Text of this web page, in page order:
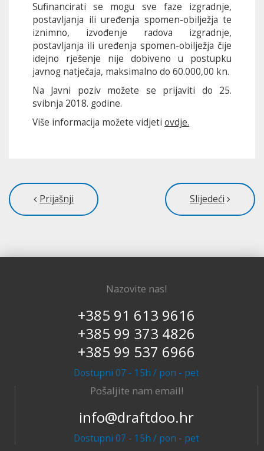
Sufinancirati se mogu sve faze izgradnje,
postavljanja ili uređenja spomen-obilježja te
iznimno, izvođenje radova izgradnje,
postavljanja ili uređenja spomen-obilježja čije
idejno rješenje nije dobiveno u postupku
javnog natječaja, maksimalno do 60.000,00 kn.
Na Javni poziv možete se prijaviti do 25.
svibnja 2018. godine.
Više informacija možete vidjeti ovdje.
Prijašnji Slijedeći
Nazovite nas!
+385 91 613 9616
+385 99 373 4826
+385 99 537 6966
Dostupni 07 - 15h / pon - pet
Pošaljite nam email!
info@draftdoo.hr
Dostupni 07 - 15h / pon - pet